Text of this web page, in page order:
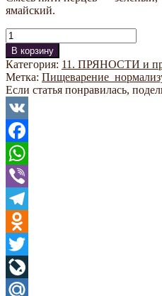
ямайский.
Количество
В корзину
Категория: 11. ПРЯНОСТИ и
Метка:
Если статья понравилась,
VK
Facebook
WhatsApp
Viber
Telegram
Odnoklassniki
Twitter
LiveJournal